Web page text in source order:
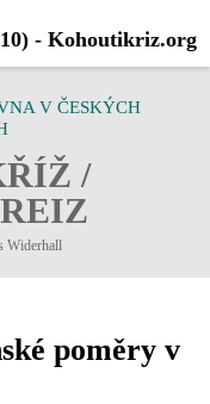
V ČESKÝCH
/
Widerhall
poměry v
- Kohoutikriz.org